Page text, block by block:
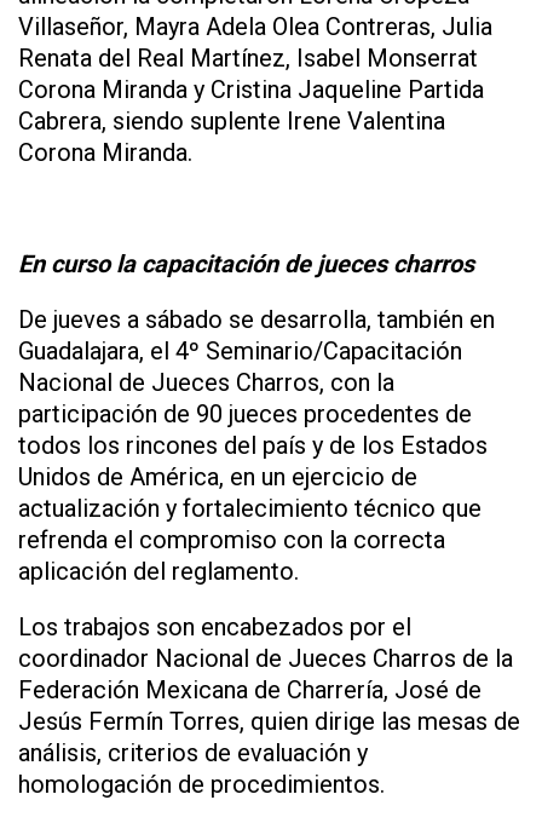
Villaseñor, Mayra Adela Olea Contreras, Julia
Renata del Real Martínez, Isabel Monserrat
Corona Miranda y Cristina Jaqueline Partida
Cabrera, siendo suplente Irene Valentina
Corona Miranda.
En curso la capacitación de jueces charros
De jueves a sábado se desarrolla, también en
Guadalajara, el 4º Seminario/Capacitación
Nacional de Jueces Charros, con la
participación de 90 jueces procedentes de
todos los rincones del país y de los Estados
Unidos de América, en un ejercicio de
actualización y fortalecimiento técnico que
refrenda el compromiso con la correcta
aplicación del reglamento.
Los trabajos son encabezados por el
coordinador Nacional de Jueces Charros de la
Federación Mexicana de Charrería, José de
Jesús Fermín Torres, quien dirige las mesas de
análisis, criterios de evaluación y
homologación de procedimientos.